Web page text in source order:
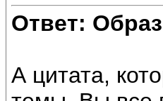
Ответ:
А цитата,